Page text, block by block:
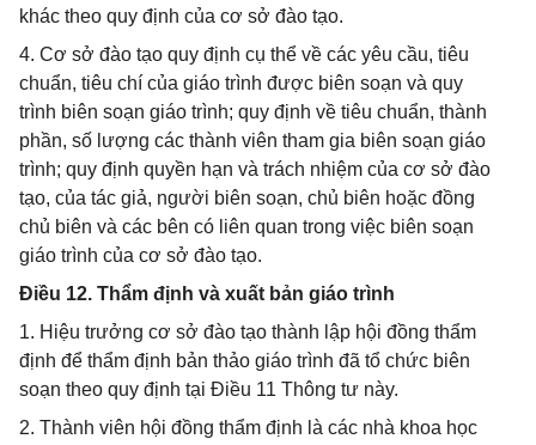
khác theo quy định của cơ sở đào tạo.
4. Cơ sở đào tạo quy định cụ thể về các yêu cầu, tiêu
chuẩn, tiêu chí của giáo trình được biên soạn và quy
trình biên soạn giáo trình; quy định về tiêu chuẩn, thành
phần, số lượng các thành viên tham gia biên soạn giáo
trình; quy định quyền hạn và trách nhiệm của cơ sở đào
tạo, của tác giả, người biên soạn, chủ biên hoặc đồng
chủ biên và các bên có liên quan trong việc biên soạn
giáo trình của cơ sở đào tạo.
Điều 12. Thẩm định và xuất bản giáo trình
1. Hiệu trưởng cơ sở đào tạo thành lập hội đồng thẩm
định để thẩm định bản thảo giáo trình đã tổ chức biên
soạn theo quy định tại Điều 11 Thông tư này.
2. Thành viên hội đồng thẩm định là các nhà khoa học